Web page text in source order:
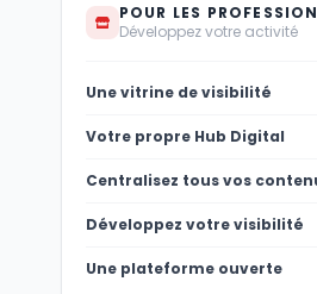
POUR LES
Développez votre activité
Une vitrine de visibilité
Votre propre Hub Digital
Centralisez tous vos
Développez votre visibilité
Une plateforme ouverte